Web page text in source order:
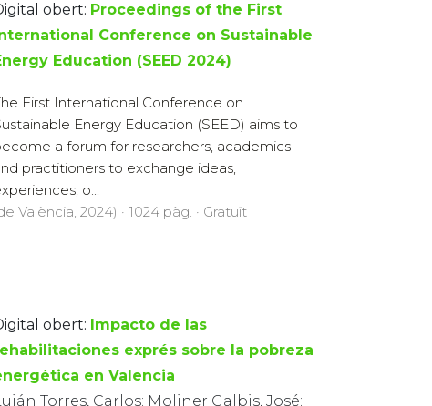
obert: Proceedings of the First
Conference on Sustainable
Education (SEED 2024)
First International Conference on
Energy Education (SEED) aims to
a forum for researchers, academics
practitioners to exchange ideas,
o...
València, 2024) · 1024 pàg. · Gratuït
obert: Impacto de las
exprés sobre la pobreza
en Valencia
Torres, Carlos; Moliner Galbis, José;